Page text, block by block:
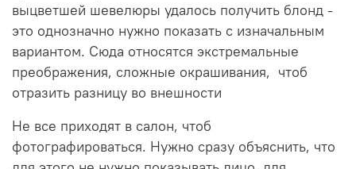
выцветшей шевелюры удалось получить блонд -
это однозначно нужно показать с изначальным
вариантом. Сюда относятся экстремальные
преображения, сложные окрашивания, чтоб
отразить разницу во внешности
Не все приходят в салон, чтоб
фотографироваться. Нужно сразу объяснить, что